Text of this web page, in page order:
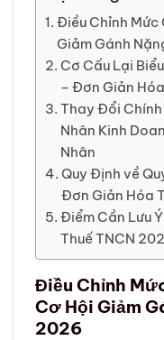
Điều Chỉnh Mức
Giảm Gánh
Cơ Cấu Lại
– Đơn Giản
Thay Đổi Chính
Nhân Kinh
Nhân
Quy Định về
Đơn Giản Hóa
Điểm Cần Lưu
Thuế TNCN
Điều Chỉnh
Cơ Hội Giảm
2026